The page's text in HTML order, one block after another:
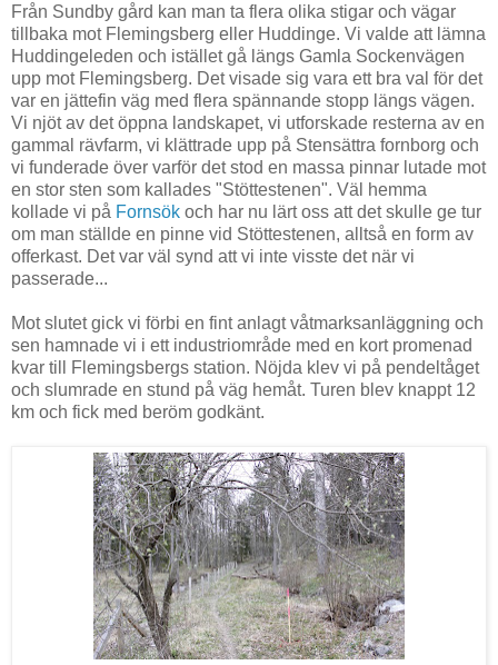
Från Sundby gård kan man ta flera olika stigar och vägar
tillbaka mot Flemingsberg eller Huddinge. Vi valde att lämna
Huddingeleden och istället gå längs Gamla Sockenvägen
upp mot Flemingsberg. Det visade sig vara ett bra val för det
var en jättefin väg med flera spännande stopp längs vägen.
Vi njöt av det öppna landskapet, vi utforskade resterna av en
gammal rävfarm, vi klättrade upp på Stensättra fornborg och
vi funderade över varför det stod en massa pinnar lutade mot
en stor sten som kallades "Stöttestenen". Väl hemma
kollade vi på Fornsök och har nu lärt oss att det skulle ge tur
om man ställde en pinne vid Stöttestenen, alltså en form av
offerkast. Det var väl synd att vi inte visste det när vi
passerade...
Mot slutet gick vi förbi en fint anlagt våtmarksanläggning och
sen hamnade vi i ett industriområde med en kort promenad
kvar till Flemingsbergs station. Nöjda klev vi på pendeltåget
och slumrade en stund på väg hemåt. Turen blev knappt 12
km och fick med beröm godkänt.